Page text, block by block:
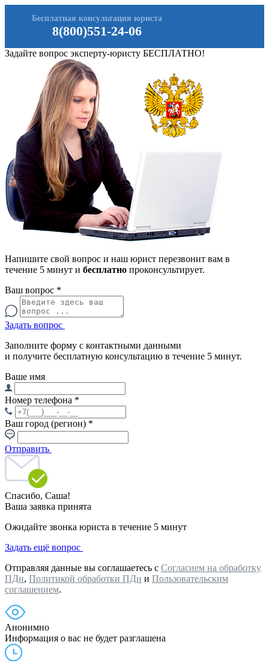
8(800)551-24-06
Бесплатная консультация юриста
Задайте вопрос эксперту-юристу БЕСПЛАТНО!
Напишите свой вопрос и наш юрист перезвонит вам в
течение 5 минут и бесплатно проконсультирует.
Ваш вопрос *
Задать вопрос
Заполните форму с контактными данными
и получите бесплатную консультацию в течение 5 минут.
Ваше имя
Номер телефона *
Ваш город (регион) *
Отправить
Спасибо, Саша!
Ваша заявка принята
Ожидайте звонка юриста в течение 5 минут
Задать ещё вопрос
Отправляя данные вы соглашаетесь с Согласием на обработку
ПДн, Политикой обработки ПДн и Пользовательским
соглашением.
Анонимно
Информация о вас не будет разглашена